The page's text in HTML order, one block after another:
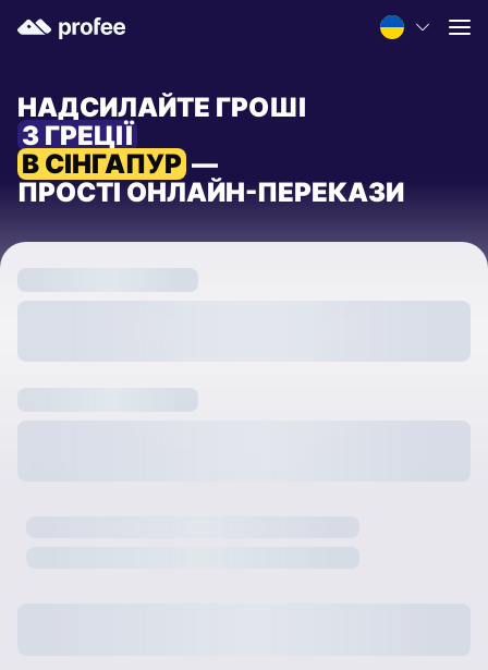
НАДСИЛАЙТЕ ГРОШІ
З ГРЕЦІЇ
В СІНГАПУР —
ПРОСТІ ОНЛАЙН-ПЕРЕКАЗИ